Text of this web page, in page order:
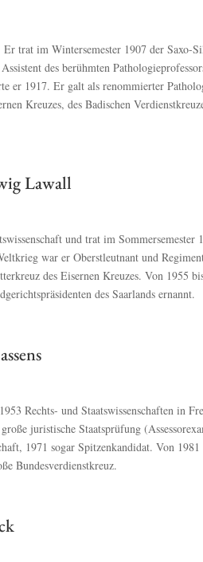
trat im Wintersemester 1907 der Saxo-
des berühmten
er 1917. Er galt als renommierter
Kreuzes, des Badischen
Lawall
und trat im
war er Oberstleutnant und
des Eisernen Kreuzes. Von
des Saarlands ernannt.
Rechts- und Staatswissenschaften in
juristische Staatsprüfung
1971 sogar Spitzenkandidat. Von
Bundesverdienstkreuz.